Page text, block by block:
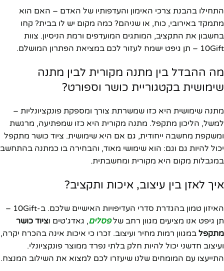
התחילו בהבנת צרכי האימון והעדפותיו של האדם – האם הוא
מתמקד באירובי, כוח, או שניהם? כמה מקום יש לו בבית? קחו
בחשבון את התקציב, המותגים המועדפים ורמת הניסיון. צוות
10Gift – תן גיפט ישמח לעזור לכם במציאת הפתרון המושלם.
מה ההבדל בין מתנה מקורית לבין מתנה
שימושית בקטגוריית כושר וספורט?
מתנה שימושית היא כזו שמשרתת צורך ומספקת פונקציונליות –
למשל, הליכון מתקפל. מתנה מקורית היא כזו שמפתיעה, מרגשת
ומשקפת מחשבה ייחודית, גם אם היא שימושית. ציוד כושר מתקפל
יכול להיות גם וגם: הוא שימושי מאוד, והבחירה בו כמתנה בהתחשב
במגבלות מקום היא מקורית ומחשבתית.
איך לאזן בין עיצוב, איכות ותקציב?
האיזון טמון בהגדרת סדרי העדיפויות האישיים שלכם. ב-10Gift –
תן גיפט אנו מציעים מגוון רחב שלפסלים, גאדג'טים וציוד כושר
מתקפל במגוון רמות מחיר ועיצוב. זכרו כי איכות אינה בהכרח יקרה,
ועיצוב חדשני יכול להיות חלק בלתי נפרד ממוצר פונקציונלי.
התייעצו עם המומחים שלנו שיעזרו לכם למצוא את השילוב המנצח.